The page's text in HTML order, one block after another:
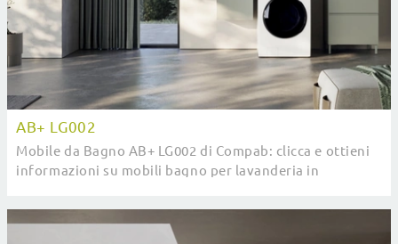
AB+ LG002
Mobile da Bagno AB+ LG002 di Compab: clicca e ottieni
informazioni su mobili bagno per lavanderia in